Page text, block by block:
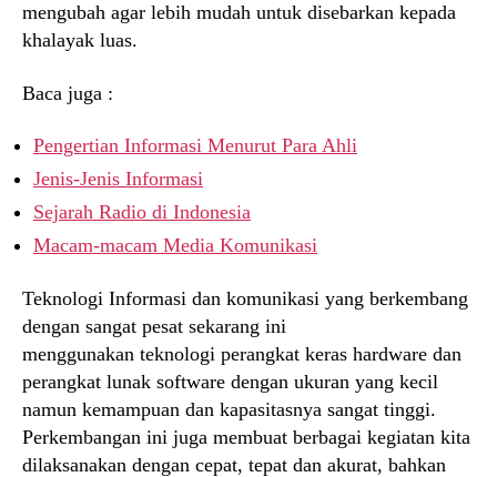
mengubah agar lebih mudah untuk disebarkan kepada
khalayak luas.
Baca juga :
Pengertian Informasi Menurut Para Ahli
Jenis-Jenis Informasi
Sejarah Radio di Indonesia
Macam-macam Media Komunikasi
Teknologi Informasi dan komunikasi yang berkembang
dengan sangat pesat sekarang ini
menggunakan teknologi perangkat keras hardware dan
perangkat lunak software dengan ukuran yang kecil
namun kemampuan dan kapasitasnya sangat tinggi.
Perkembangan ini juga membuat berbagai kegiatan kita
dilaksanakan dengan cepat, tepat dan akurat, bahkan